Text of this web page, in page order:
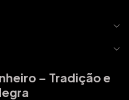
– Tradição e